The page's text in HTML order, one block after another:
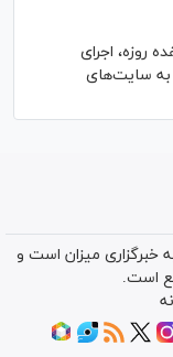
روزه، اجرای
به سایت‌های
میزان است و
است.